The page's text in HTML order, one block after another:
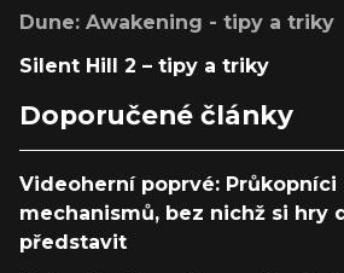
Dune: Awakening - tipy a triky
Silent Hill 2 – tipy a triky
Doporučené články
Videoherní poprvé: Průkopníci
mechanismů, bez nichž si hry
představit